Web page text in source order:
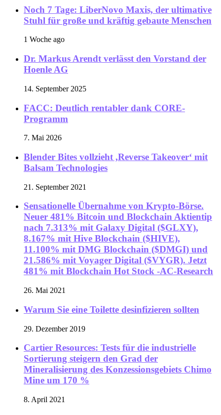
Noch 7 Tage: LiberNovo Maxis, der ultimative
Stuhl für große und kräftig gebaute Menschen
1 Woche ago
Dr. Markus Arendt verlässt den Vorstand der
Hoenle AG
14. September 2025
FACC: Deutlich rentabler dank CORE-
Programm
7. Mai 2026
Blender Bites vollzieht ,Reverse Takeover‘ mit
Balsam Technologies
21. September 2021
Sensationelle Übernahme von Krypto-Börse.
Neuer 481% Bitcoin und Blockchain Aktientip
nach 7.313% mit Galaxy Digital ($GLXY),
8.167% mit Hive Blockchain ($HIVE),
11.100% mit DMG Blockchain ($DMGI) und
21.586% mit Voyager Digital ($VYGR). Jetzt
481% mit Blockchain Hot Stock -AC-Research
26. Mai 2021
Warum Sie eine Toilette desinfizieren sollten
29. Dezember 2019
Cartier Resources: Tests für die industrielle
Sortierung steigern den Grad der
Mineralisierung des Konzessionsgebiets Chimo
Mine um 170 %
8. April 2021